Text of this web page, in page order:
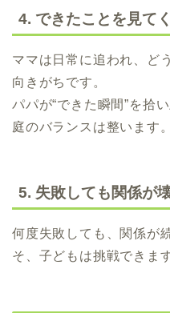
4. できたことを見て
ママは日常に追われ、ど
向きがちです。
パパが“できた瞬間”を拾
庭のバランスは整います。
5. 失敗しても関係が
何度失敗しても、関係が
そ、子どもは挑戦できます